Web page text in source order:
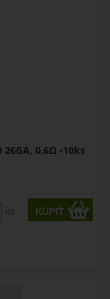
0,6Ω -10ks
ks